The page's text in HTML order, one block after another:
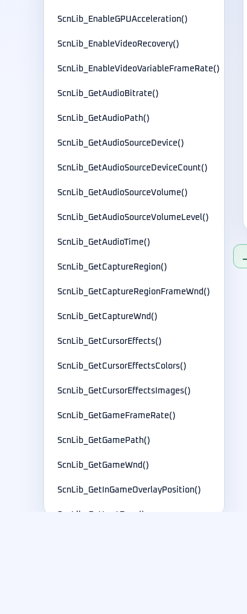
ScnLib_EnableGPUAcceleration()
ScnLib_EnableVideoRecovery()
ScnLib_EnableVideoVariableFrameRate()
ScnLib_GetAudioBitrate()
ScnLib_GetAudioPath()
ScnLib_GetAudioSourceDevice()
ScnLib_GetAudioSourceDeviceCount()
ScnLib_GetAudioSourceVolume()
ScnLib_GetAudioSourceVolumeLevel()
ScnLib_GetAudioTime()
ScnLib_GetCaptureRegion()
ScnLib_GetCaptureRegionFrameWnd()
ScnLib_GetCaptureWnd()
ScnLib_GetCursorEffects()
ScnLib_GetCursorEffectsColors()
ScnLib_GetCursorEffectsImages()
ScnLib_GetGameFrameRate()
ScnLib_GetGamePath()
ScnLib_GetGameWnd()
ScnLib_GetInGameOverlayPosition()